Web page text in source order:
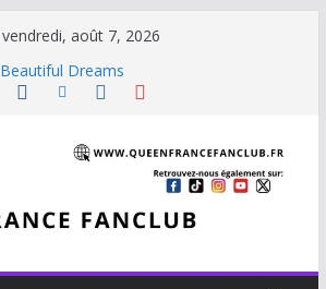
vendredi, août 7, 2026
Je vis avec Freddie Mercury
Beautiful Dreams
The Cross : Liar